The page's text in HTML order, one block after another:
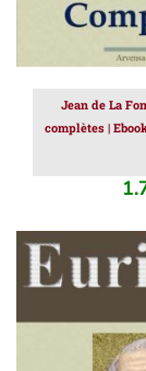
Jean de La
complètes |